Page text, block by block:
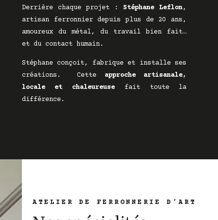
Derrière chaque projet : Stéphane Leflon,
artisan ferronnier depuis plus de 20 ans,
amoureux du métal, du travail bien fait…
et du contact humain.
Stéphane conçoit, fabrique et installe ses
créations. Cette approche artisanale,
locale et chaleureuse fait toute la
différence.
ATELIER DE FERRONNERIE D’ART